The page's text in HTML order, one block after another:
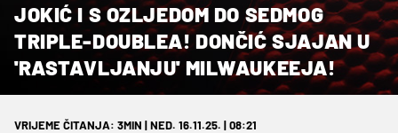
JOKIĆ I S OZLJEDOM DO SEDMOG
TRIPLE-DOUBLEA! DONČIĆ SJAJAN U
'RASTAVLJANJU' MILWAUKEEJA!
VRIJEME ČITANJA: 3MIN | NED. 16.11.25. | 08:21